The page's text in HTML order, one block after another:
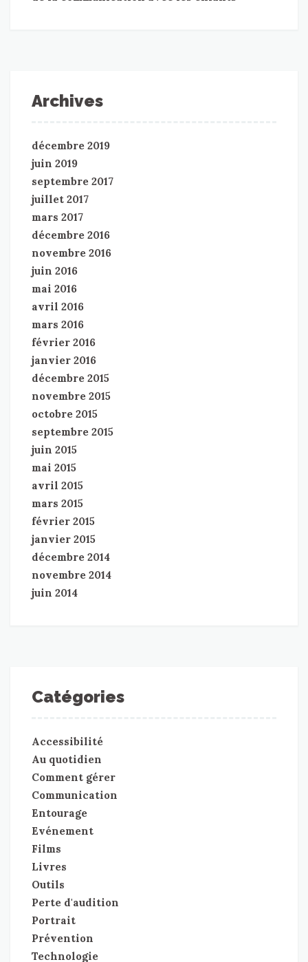
Archives
décembre 2019
juin 2019
septembre 2017
juillet 2017
mars 2017
décembre 2016
novembre 2016
juin 2016
mai 2016
avril 2016
mars 2016
février 2016
janvier 2016
décembre 2015
novembre 2015
octobre 2015
septembre 2015
juin 2015
mai 2015
avril 2015
mars 2015
février 2015
janvier 2015
décembre 2014
novembre 2014
juin 2014
Catégories
Accessibilité
Au quotidien
Comment gérer
Communication
Entourage
Evénement
Films
Livres
Outils
Perte d'audition
Portrait
Prévention
Technologie